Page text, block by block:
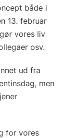
både i
13. februar
vores liv
osv.
ud fra
men
for vores